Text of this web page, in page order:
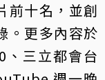
前十名，並創
。更多內容於
、三立都會台